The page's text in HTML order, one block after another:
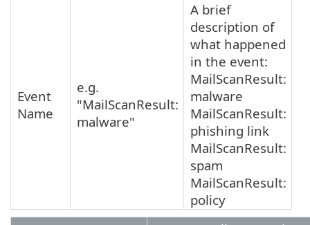
Event
Name
e.g.
"MailScanResult:
malware"
A brief
description of
what happened
in the event:
MailScanResult:
malware
MailScanResult:
phishing link
MailScanResult:
spam
MailScanResult:
policy